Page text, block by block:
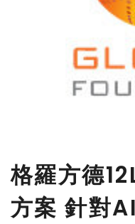
格羅方德
方案 針對